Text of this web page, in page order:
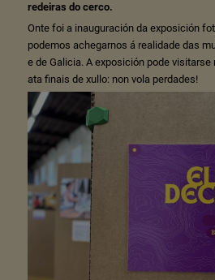
redeiras do cerco.
Onte foi a inauguración da exposición
podemos achegarnos á realidade das
e de Galicia. A exposición pode visitarse
ata finais de xullo: non vola perdades!